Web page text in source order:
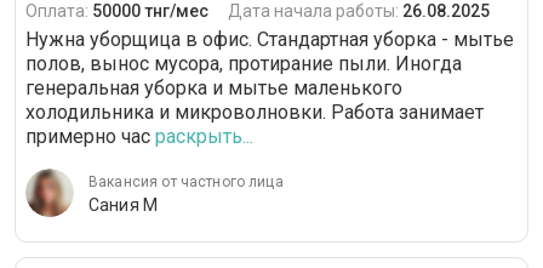
Оплата: 50000 тнг/мес Дата начала работы: 26.08.2025
Нужна уборщица в офис. Стандартная уборка - мытье
полов, вынос мусора, протирание пыли. Иногда
генеральная уборка и мытье маленького
холодильника и микроволновки. Работа занимает
примерно час раскрыть...
Вакансия от частного лица
Сания М